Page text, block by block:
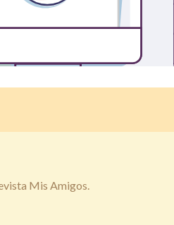
Mis Amigos.